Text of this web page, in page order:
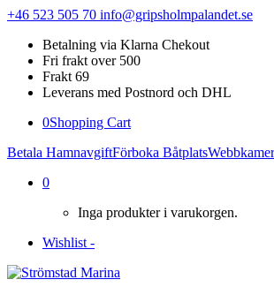
+46 523 505 70 info@gripsholmpalandet.se
Betalning via Klarna Chekout
Fri frakt over 500
Frakt 69
Leverans med Postnord och DHL
0Shopping Cart
Betala HamnavgiftFörboka Båtplats
0
Inga produkter i varukorgen.
Wishlist -